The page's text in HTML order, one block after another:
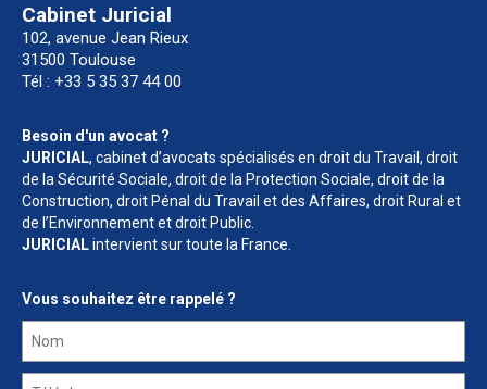
Cabinet Juricial
102, avenue Jean Rieux
31500 Toulouse
Tél : +33 5 35 37 44 00
Besoin d'un avocat ?
JURICIAL, cabinet d’avocats spécialisés en droit du Travail, droit
de la Sécurité Sociale, droit de la Protection Sociale, droit de la
Construction, droit Pénal du Travail et des Affaires, droit Rural et
de l’Environnement et droit Public.
JURICIALintervient sur toute la France.
Vous souhaitez être rappelé ?